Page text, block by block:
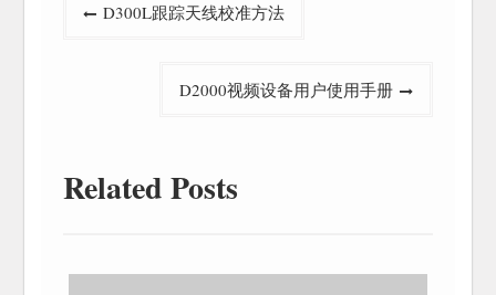
D300L跟踪天线校准方法
D2000视频设备用户使用手册
Related Posts